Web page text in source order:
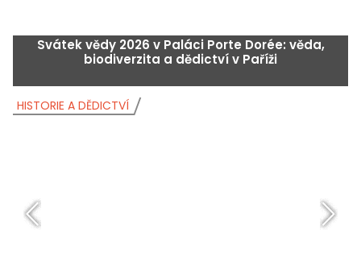
Svátek vědy 2026 v Paláci Porte Dorée: věda,
biodiverzita a dědictví v Paříži
HISTORIE A DĚDICTVÍ